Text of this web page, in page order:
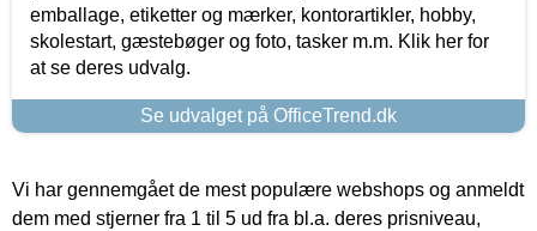
emballage, etiketter og mærker, kontorartikler, hobby,
skolestart, gæstebøger og foto, tasker m.m. Klik her for
at se deres udvalg.
Se udvalget på OfficeTrend.dk
Vi har gennemgået de mest populære webshops og anmeldt
dem med stjerner fra 1 til 5 ud fra bl.a. deres prisniveau,